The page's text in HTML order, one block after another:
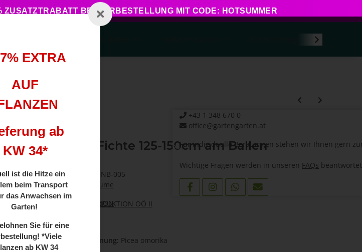
BEI VORBESTELLUNG MIT CODE: HOTSUMMER
EXTRA
AUF
ab
KW 34*
ist die Hitze ein
beim Transport
das Anwachsen im
Garten!
Sie für eine
*Viele
ab KW 34
+43 1 348 670 0
office@gartengarten.at
Für individuelle Beratungen stehen wir Ihnen gern
Wichtige Fragen werden in unseren FAQs
150cm am Ballen
Serbische Fichte 125-150cm am Ballen
Artikelnummer:
BH-NB-005
Kategorie:
Nadelbäume
Herkunft:
PRODUKTION OÖ II
Botanische Bezeichnung: Picea omorika